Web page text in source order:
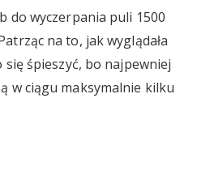
do wyczerpania puli 1500
na to, jak wyglądała
śpieszyć, bo najpewniej
w ciągu maksymalnie kilku